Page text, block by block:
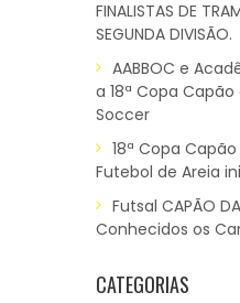
FINALISTAS DE
SEGUNDA DIVISÃO.
AABBOC e
a 18ª Copa
Soccer
18ª Copa
Futebol de Areia
Futsal CAPÃO
Conhecidos os
CATEGORIAS